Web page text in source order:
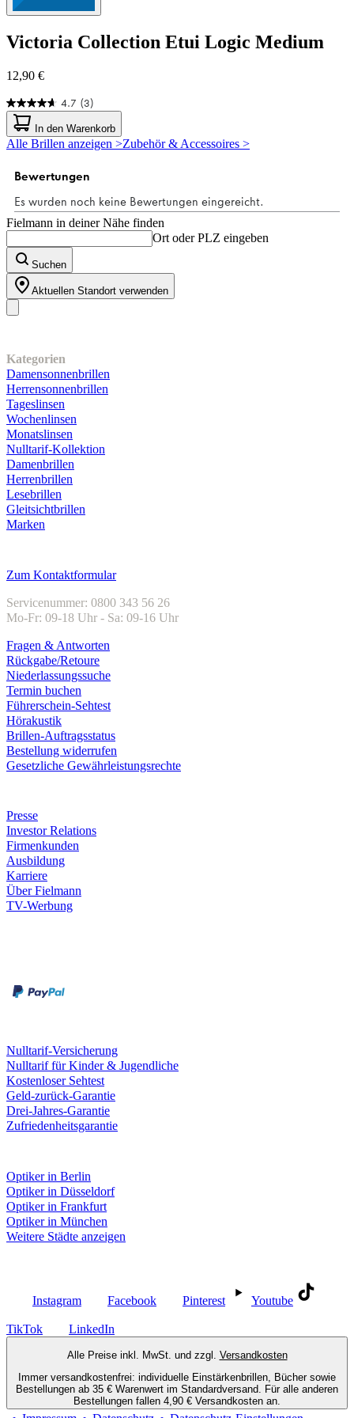
Victoria Collection Etui Logic Medium
12,90 €
4.7 (3)
4.7
von
5
Sternen.
Bewertungen
In den Warenkorb
Alle Brillen anzeigen >Zubehör & Accessoires >
Fielmann in deiner Nähe finden
Ort oder PLZ eingeben
Suchen
Aktuellen Standort verwenden
Kategorien
Damensonnenbrillen
Herrensonnenbrillen
Tageslinsen
Wochenlinsen
Monatslinsen
Nulltarif-Kollektion
Damenbrillen
Herrenbrillen
Lesebrillen
Gleitsichtbrillen
Marken
Zum Kontaktformular
Servicenummer: 0800 343 56 26
Mo-Fr: 09-18 Uhr - Sa: 09-16 Uhr
Fragen & Antworten
Rückgabe/Retoure
Niederlassungssuche
Termin buchen
Führerschein-Sehtest
Hörakustik
Brillen-Auftragsstatus
Bestellung widerrufen
Gesetzliche Gewährleistungsrechte
Presse
Investor Relations
Firmenkunden
Ausbildung
Karriere
Über Fielmann
TV-Werbung
Nulltarif-Versicherung
Nulltarif für Kinder & Jugendliche
Kostenloser Sehtest
Geld-zurück-Garantie
Drei-Jahres-Garantie
Zufriedenheitsgarantie
Optiker in Berlin
Optiker in Düsseldorf
Optiker in Frankfurt
Optiker in München
Weitere Städte anzeigen
Instagram Facebook Pinterest Youtube
TikTok LinkedIn
Alle Preise inkl. MwSt. und zzgl. Versandkosten
Immer versandkostenfrei: individuelle Einstärkenbrillen, Bücher sowie
Bestellungen ab 35 € Warenwert im Standardversand. Für alle anderen
Bestellungen fallen 4,90 € Versandkosten an.